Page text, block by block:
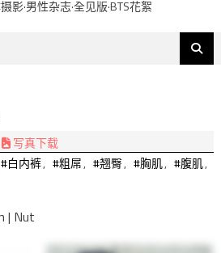
影·男性杂志·全见版·BTS花絮
写真下载
#白内裤, #粗屌, #翘臀, #胸肌, #腹肌,
| Nut